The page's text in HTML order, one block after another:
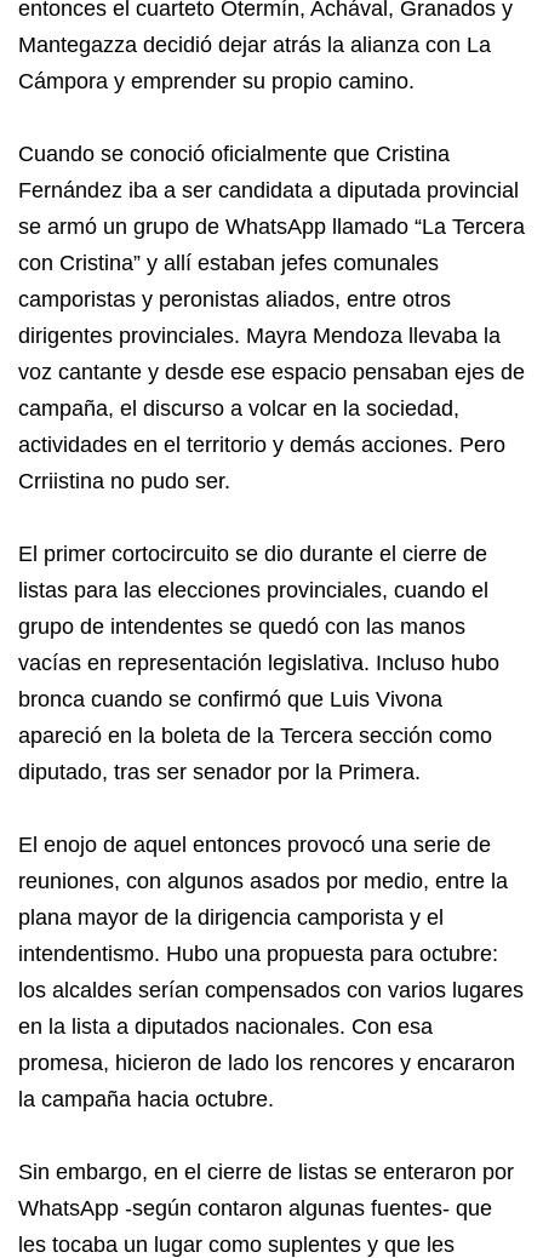
entonces el cuarteto Otermín, Achával, Granados y
Mantegazza decidió dejar atrás la alianza con La
Cámpora y emprender su propio camino.
Cuando se conoció oficialmente que Cristina
Fernández iba a ser candidata a diputada provincial
se armó un grupo de WhatsApp llamado “La Tercera
con Cristina” y allí estaban jefes comunales
camporistas y peronistas aliados, entre otros
dirigentes provinciales. Mayra Mendoza llevaba la
voz cantante y desde ese espacio pensaban ejes de
campaña, el discurso a volcar en la sociedad,
actividades en el territorio y demás acciones. Pero
Crriistina no pudo ser.
El primer cortocircuito se dio durante el cierre de
listas para las elecciones provinciales, cuando el
grupo de intendentes se quedó con las manos
vacías en representación legislativa. Incluso hubo
bronca cuando se confirmó que Luis Vivona
apareció en la boleta de la Tercera sección como
diputado, tras ser senador por la Primera.
El enojo de aquel entonces provocó una serie de
reuniones, con algunos asados por medio, entre la
plana mayor de la dirigencia camporista y el
intendentismo. Hubo una propuesta para octubre:
los alcaldes serían compensados con varios lugares
en la lista a diputados nacionales. Con esa
promesa, hicieron de lado los rencores y encararon
la campaña hacia octubre.
Sin embargo, en el cierre de listas se enteraron por
WhatsApp -según contaron algunas fuentes- que
les tocaba un lugar como suplentes y que les